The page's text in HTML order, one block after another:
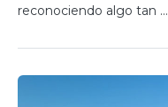
reconociendo algo tan …